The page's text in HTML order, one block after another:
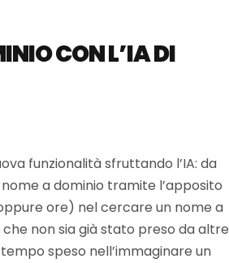
CON L’IA DI
funzionalità sfruttando l’IA: da
a dominio tramite l’apposito
ore) nel cercare un nome a
non sia già stato preso da altre
speso nell’immaginare un